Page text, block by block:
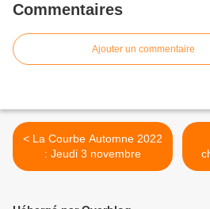
Commentaires
Ajouter un commentaire
< La Courbe Automne 2022
: Jeudi 3 novembre